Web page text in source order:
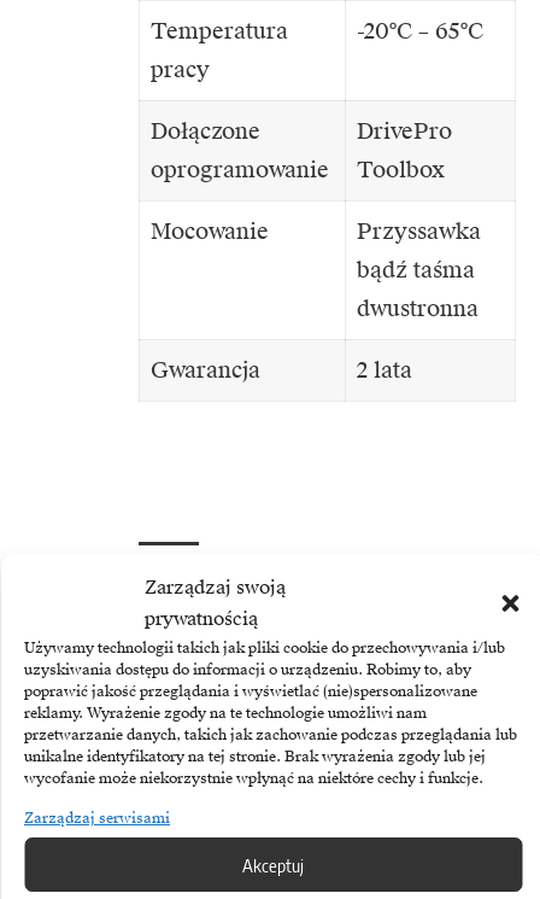
Zarządzaj swoją
prywatnością
Używamy technologii takich jak pliki cookie do przechowywania i/lub
uzyskiwania dostępu do informacji o urządzeniu. Robimy to, aby
poprawić jakość przeglądania i wyświetlać (nie)spersonalizowane
reklamy. Wyrażenie zgody na te technologie umożliwi nam
przetwarzanie danych, takich jak zachowanie podczas przeglądania lub
unikalne identyfikatory na tej stronie. Brak wyrażenia zgody lub jej
wycofanie może niekorzystnie wpłynąć na niektóre cechy i funkcje.
Zarządzaj serwisami
Akceptuj
Temperatura
pracy
-20°C – 65°C
Dołączone
oprogramowanie
DrivePro
Toolbox
Mocowanie
Przyssawka
bądź taśma
dwustronna
Gwarancja 2 lata
TEMATY:Mikrofon
Rozwiązania programowania
Udostępnij
Dołącz do najlepszego biuletynu w
branży ICT!